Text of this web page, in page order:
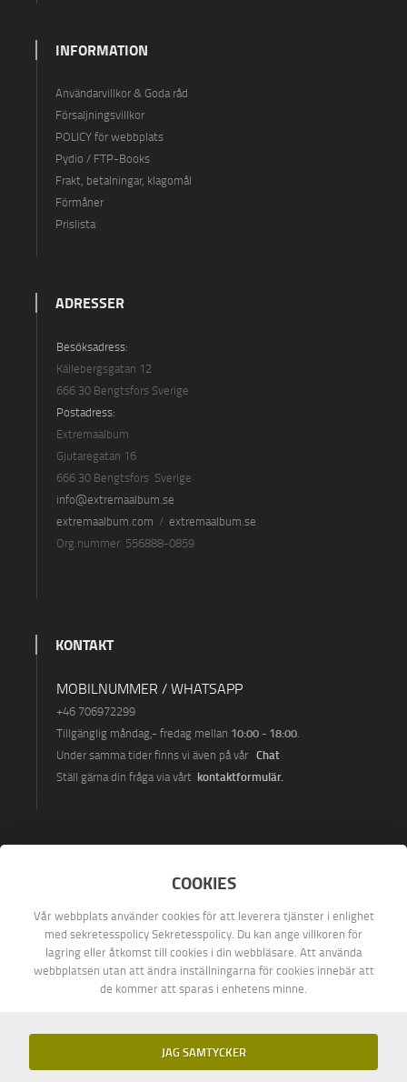
INFORMATION
Användarvillkor & Goda råd
Försaljningsvillkor
POLICY för webbplats
Pydio / FTP-Books
Frakt, betalningar, klagomål
Förmåner
Prislista
ADRESSER
Besöksadress:
Källebergsgatan 12
666 30 Bengtsfors Sverige
Postadress:
Extremaalbum
Gjutaregatan 16
666 30 Bengtsfors Sverige
info@extremaalbum.se
extremaalbum.com / extremaalbum.se
Org.nummer 556888-0859
KONTAKT
MOBILNUMMER / WHATSAPP
+46 706972299
Tillgänglig måndag,- fredag ​​mellan 10:00 - 18:00.
Under samma tider finns vi även på vår Chat
Ställ gärna din fråga via vårt kontaktformulär.
2006-2026
COOKIES
Vår webbplats använder cookies för att leverera tjänster i enlighet
med sekretesspolicy Sekretesspolicy. Du kan ange villkoren för
lagring eller åtkomst till cookies i din webbläsare. Att använda
webbplatsen utan att ändra inställningarna för cookies innebär att
de kommer att sparas i enhetens minne.
JAG SAMTYCKER